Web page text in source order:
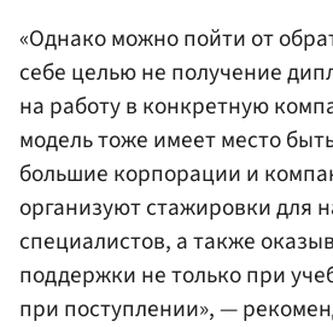
«Однако можно пойти от
себе целью не получение
на работу в конкретную
модель тоже имеет место
большие корпорации и
организуют стажировки для
специалистов, а также
поддержки не только при
при поступлении», —